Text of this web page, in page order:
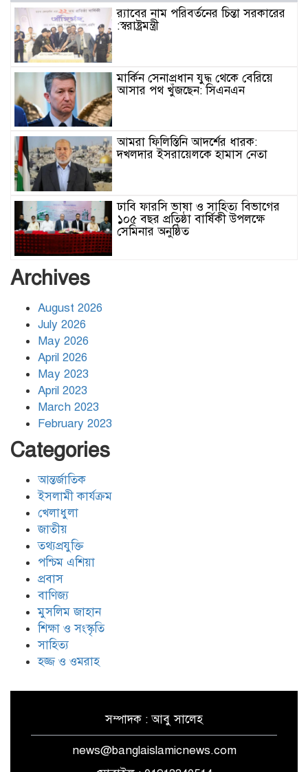
র‌্যাবের নাম পরিবর্তনের চিন্তা সরকারের
:স্বরাষ্ট্রমন্ত্রী
মার্কিন সেনাপ্রধান যুদ্ধ থেকে বেরিয়ে
আসার পথ খুঁজছেন: সিএনএন
আমরা ফিলিস্তিনি আদর্শের ধারক:
দখলদার ইসরায়েলকে হামাস নেতা
ঢাবি ফারসি ভাষা ও সাহিত্য বিভাগের
১০৫ বছর প্রতিষ্ঠা বার্ষিকী উপলক্ষে
সেমিনার অনুষ্ঠিত
Archives
August 2026
July 2026
May 2026
April 2026
May 2023
April 2023
March 2023
February 2023
Categories
আন্তর্জাতিক
ইসলামী কার্যক্রম
খেলাধুলা
জাতীয়
তথ্যপ্রযুক্তি
পশ্চিম এশিয়া
প্রবাস
বাণিজ্য
মুসলিম জাহান
শিক্ষা ও সংস্কৃতি
সাহিত্য
হজ্জ ও ওমরাহ
সম্পাদক : আবু সালেহ
news@banglaislamicnews.com